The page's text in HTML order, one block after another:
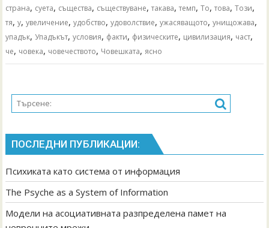
страна, суета, същества, съществуване,такава,темп,То,това,Този,
тя,у,увеличение,удобство,удоволствие,ужасяващото,унищожава,
упадък,Упадъкът,условия, факти, физическите, цивилизация, част,
че, човека, човечеството, Човешката, ясно
ПОСЛЕДНИ ПУБЛИКАЦИИ:
Психиката като система от информация
The Psyche as a System of Information
Модели на асоциативната разпределена памет на